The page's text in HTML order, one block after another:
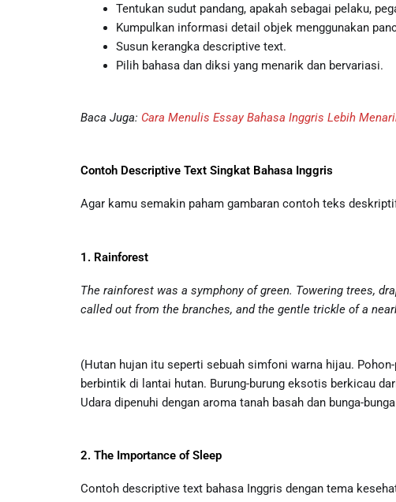
Tentukan sudut pandang, apakah sebagai pelaku,
Kumpulkan informasi detail objek menggunakan
Susun kerangka descriptive text.
Pilih bahasa dan diksi yang menarik dan bervariasi.
Baca Juga: Cara Menulis Essay Bahasa Inggris Lebih
Contoh Descriptive Text Singkat Bahasa Inggris
Agar kamu semakin paham gambaran contoh teks
1. Rainforest
The rainforest was a symphony of green. Towering trees,
called out from the branches, and the gentle trickle of a
(Hutan hujan itu seperti sebuah simfoni warna hijau.
berbintik di lantai hutan. Burung-burung eksotis berkicau
Udara dipenuhi dengan aroma tanah basah dan bunga-
2. The Importance of Sleep
Contoh descriptive text bahasa Inggris dengan tema